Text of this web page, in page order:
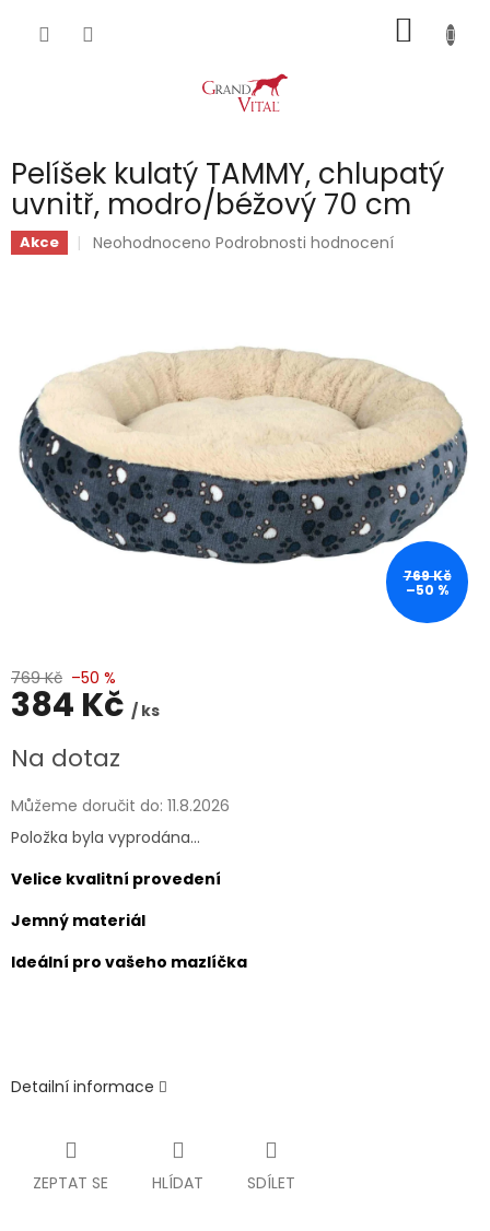
KOŠÍK
Pelíšek kulatý TAMMY, chlupatý
uvnitř, modro/béžový 70 cm
Akce
Průměrné
5
hvězdiček.
Neohodnoceno Podrobnosti hodnocení
769 Kč
–50 %
769 Kč –50 %
384 Kč / ks
cena:
Na dotaz
Můžeme doručit do: 11.8.2026
Položka byla vyprodána…
Velice kvalitní provedení
Jemný materiál
Ideální pro vašeho mazlíčka
Detailní informace
ZEPTAT SE HLÍDAT SDÍLET